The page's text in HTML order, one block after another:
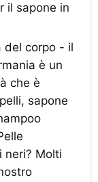
il sapone in
del corpo - il
è un
che è
sapone
neri? Molti